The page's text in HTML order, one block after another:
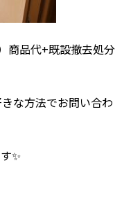
商品代+既設撤去処分
な方法でお問い合わ
✨